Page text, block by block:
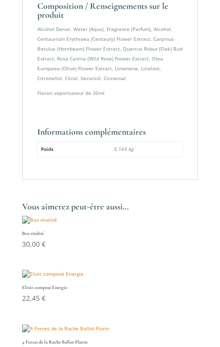
Composition / Renseignements sur le
produit
Alcohol Denat, Water (Aqua), Fragrance (Parfum), Alcohol,
Centaurium Erythraea (Centaury) Flower Extract, Carpinus
Betulus (Hornbeam) Flower Extract, Quercus Robur (Oak) Bud
Extract, Rosa Canina (Wild Rose) Flower Extract, Olea
Europaea (Olive) Flower Extract, Limonene, Linalool,
Citronellol, Citral, Geraniol, Cinnamal.
Flacon vaporisateur de 30ml
Informations complémentaires
Poids 0,165 kg
Vous aimerez peut-être aussi…
Box vitalité
30,00 €
Elixir composé Energie
22,45 €
4 Forces de la Ruche Ballot-Flurin